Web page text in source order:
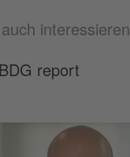
interessieren
report